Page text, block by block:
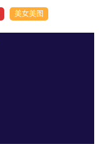
美女美图